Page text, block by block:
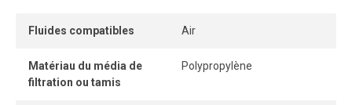
Fluides compatibles Air
Matériau du média de
filtration ou tamis
Polypropylène